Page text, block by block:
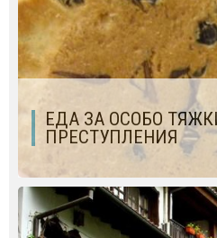
ЕДА ЗА ОСОБО
ПРЕСТУПЛЕНИЯ